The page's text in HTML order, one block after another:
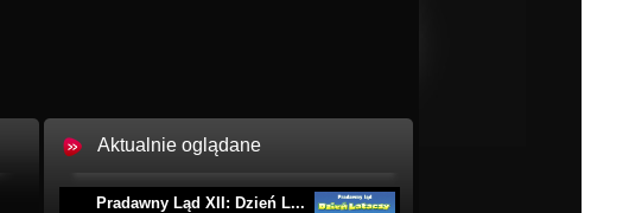
Aktualnie oglądane
Pradawny Ląd XII: Dzień L...